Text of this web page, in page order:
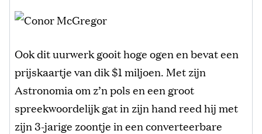
Ook dit uurwerk gooit hoge ogen en bevat een
prijskaartje van dik $1 miljoen. Met zijn
Astronomia om z’n pols en een groot
spreekwoordelijk gat in zijn hand reed hij met
zijn 3-jarige zoontje in een converteerbare